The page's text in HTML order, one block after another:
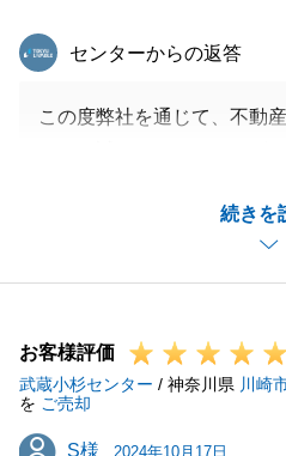
続きを
東急リバブル
センターからの返答
この度弊社を通じて、不動
で迎えることが出来ました。
重ねてお礼申し上げます。
何かご不明点等ございまし
何卒よろしくお願いいたしま
お客様評価
武蔵小杉センター / 神奈川県 川崎
を ご売却
S様
S様 2024年10月17日